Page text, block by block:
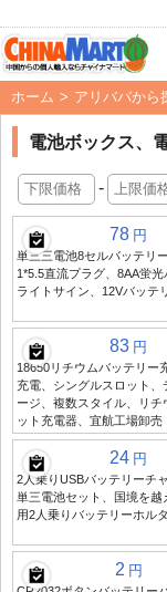
ホーム > アリババから
電池ボックス、
-
78 円
単三三電池8セルバッテリ
1*5.5直流プラグ、8AA蛍
ライトサイン、12Vバッテ
83 円
18650リチウムバッテリー
充電、シングルスロット、
ージ、複数スタイル、リチ
ット充電器、宜航工場卸売
24 円
2人乗りUSBバッテリーチ
単三電池セット、国境を越
用2人乗りバッテリーホル
2 円